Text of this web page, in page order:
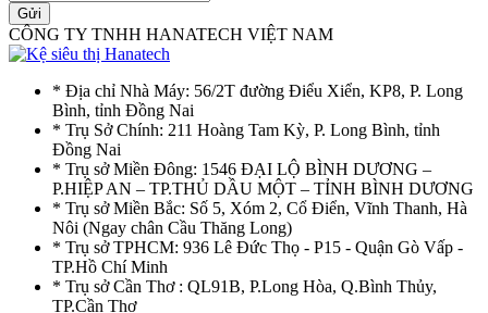
Gửi
CÔNG TY TNHH HANATECH VIỆT NAM
* Địa chỉ Nhà Máy: 56/2T đường Điểu Xiển, KP8, P. Long
Bình, tỉnh Đồng Nai
* Trụ Sở Chính: 211 Hoàng Tam Kỳ, P. Long Bình, tỉnh
Đồng Nai
* Trụ sở Miền Đông: 1546 ĐẠI LỘ BÌNH DƯƠNG –
P.HIỆP AN – TP.THỦ DẦU MỘT – TỈNH BÌNH DƯƠNG
* Trụ sở Miền Bắc: Số 5, Xóm 2, Cổ Điển, Vĩnh Thanh, Hà
Nôi (Ngay chân Cầu Thăng Long)
* Trụ sở TPHCM: 936 Lê Đức Thọ - P15 - Quận Gò Vấp -
TP.Hồ Chí Minh
* Trụ sở Cần Thơ : QL91B, P.Long Hòa, Q.Bình Thủy,
TP.Cần Thơ